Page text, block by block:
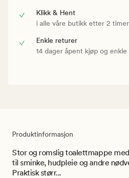
Klikk & Hent
i alle våre butikk etter 2 timer
Enkle returer
14 dager åpent kjøp og
Produktinformasjon
Stor og romslig toalettmappe
til sminke, hudpleie og andre
Praktisk størr...